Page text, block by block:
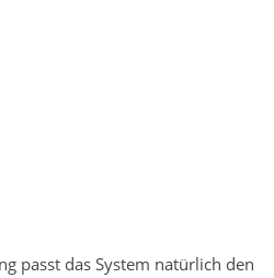
passt das System natürlich den